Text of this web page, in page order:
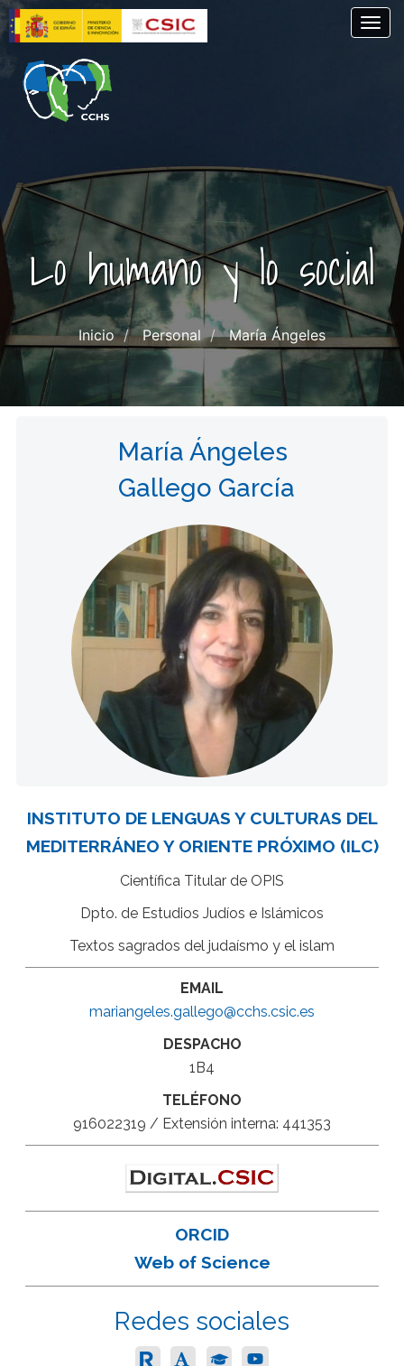
Pasar
al
contenido
principal
Lo humano y lo social
Inicio Personal María Ángeles
María Ángeles
Gallego García
INSTITUTO DE LENGUAS Y CULTURAS DEL
MEDITERRÁNEO Y ORIENTE PRÓXIMO (ILC)
Científica Titular de OPIS
Dpto. de Estudios Judíos e Islámicos
Textos sagrados del judaísmo y el islam
EMAIL
mariangeles.gallego@cchs.csic.es
DESPACHO
1B4
TELÉFONO
916022319 / Extensión interna: 441353
ORCID
Web of Science
Redes sociales